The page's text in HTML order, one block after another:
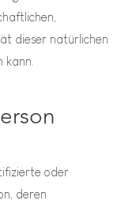
dieser natürlichen
kann.
oder
deren